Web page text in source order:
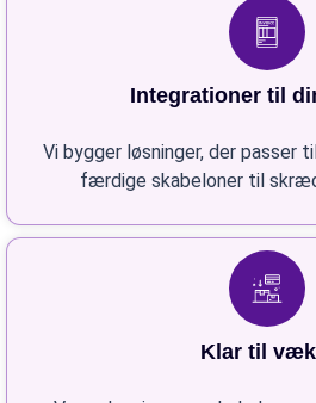
Integrationer til
Vi bygger løsninger, der passer
færdige skabeloner til
Klar til